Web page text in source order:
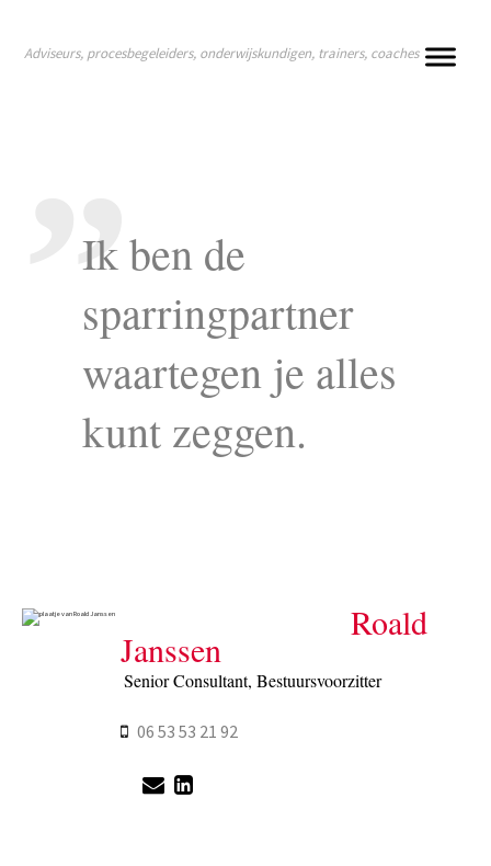
Adviseurs, procesbegeleiders, onderwijskundigen, trainers, coaches
Ik ben de
sparringpartner
waartegen je alles
kunt zeggen.
Roald
Janssen
Senior Consultant, Bestuursvoorzitter
06 53 53 21 92